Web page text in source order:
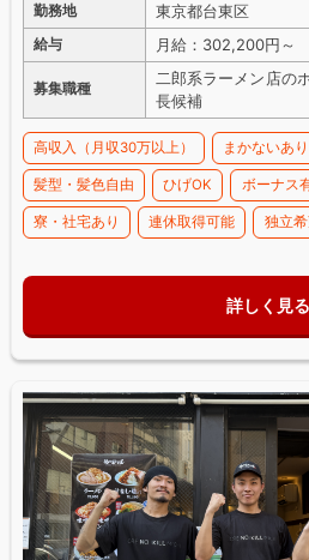
勤務地 東京都台東区
給与 月給：302,200円～
募集職種
二郎系ラーメン店の
長候補
高収入（月収30万以上） まかないあり
髪型・髪色自由 ひげOK ボーナス
寮・社宅あり 連休取得可能 独立
詳しく見る